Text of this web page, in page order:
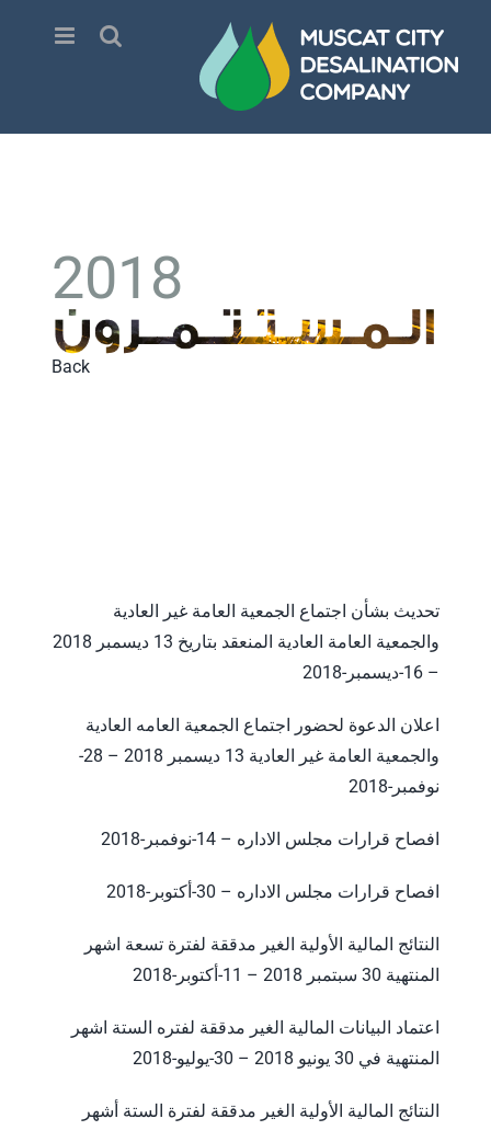
content
2018
Back
تحديث بشأن اجتماع الجمعية العامة غير العادية
والجمعية العامة العادية المنعقد بتاريخ 13 ديسمبر 2018
– 16-ديسمبر-2018
اعلان الدعوة لحضور اجتماع الجمعية العامه العادية
والجمعية العامة غير العادية 13 ديسمبر 2018 – 28-
نوفمبر-2018
افصاح قرارات مجلس الاداره – 14-نوفمبر-2018
افصاح قرارات مجلس الاداره – 30-أكتوبر-2018
النتائج المالية الأولية الغير مدققة لفترة تسعة اشهر
المنتهية 30 سبتمبر 2018 – 11-أكتوبر-2018
اعتماد البيانات المالية الغير مدققة لفتره الستة اشهر
المنتهية في 30 يونيو 2018 – 30-يوليو-2018
النتائج المالية الأولية الغير مدققة لفترة الستة أشهر